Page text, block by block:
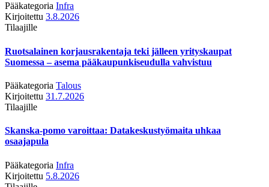
Pääkategoria Infra
Kirjoitettu 3.8.2026
Tilaajille
Ruotsalainen korjausrakentaja teki jälleen yrityskaupat
Suomessa – asema pääkaupunkiseudulla vahvistuu
Pääkategoria Talous
Kirjoitettu 31.7.2026
Tilaajille
Skanska-pomo varoittaa: Datakeskustyömaita uhkaa
osaajapula
Pääkategoria Infra
Kirjoitettu 5.8.2026